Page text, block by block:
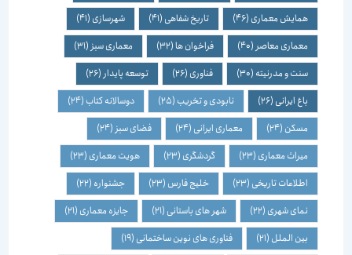
همایش معماری(46) تاریخ شفاهی(41) شهرسازی(41)
معماری معاصر(40) فراخوان ها(32) معماری سبز(31)
سنت و مدرنیته(30) فناوری(26) توسعه پایدار(26)
باغ ایرانی(26) نابودی و تخریب(25) دوسالانه کتاب(24)
مسکن(24) معماری ایرانی(24) فضای سبز(24)
میراث معماری(23) گردشگری(23) هویت معماری(23)
اطلاعات تاریخی(23) خلیج فارس(23) جشنواره(22)
نمای شهری(22) شهر های باستانی(21) جایزه معماری(21)
بین الملل(21) فناوری های نوین ساختمانی(19)